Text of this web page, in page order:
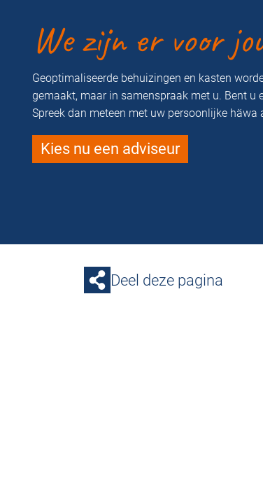
We zijn er voor
Geoptimaliseerde behuizingen en kasten
gemaakt, maar in samenspraak met u. Bent u
Spreek dan meteen met uw persoonlijke häwa
Kies nu een adviseur
Deel deze pagina